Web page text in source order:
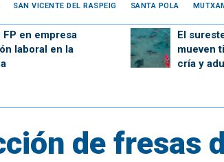
SAN VICENTE DEL RASPEIG SANTA POLA
en empresa
laboral en la
El
mueven
cría y
de fresas